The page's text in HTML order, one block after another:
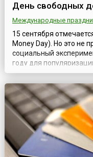
День свободных
Международные
15 сентября
Money Day). Но это не
социальный
году для
деятельности, как
Главная цель Дня –
отношение к деньгам,
работать, являясь